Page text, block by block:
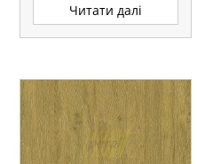
Читати далі